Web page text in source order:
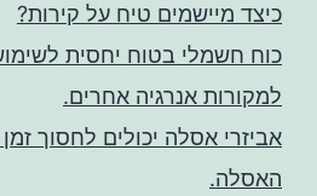
כיצד מיישמים טיח על קירות?
כוח חשמלי בטוח יחסית
למקורות אנרגיה אחרים.
אביזרי אסלה יכולים לחסוך זמן
האסלה.